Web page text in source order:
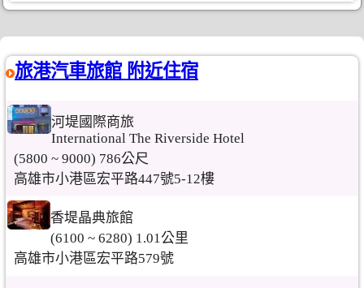
旅港汽車旅館 附近住宿
河堤國際商旅
International The Riverside Hotel
(5800 ~ 9000) 786公尺
高雄市小港區宏平路447號5-12樓
香堤晶典旅館
(6100 ~ 6280) 1.01公里
高雄市小港區宏平路579號